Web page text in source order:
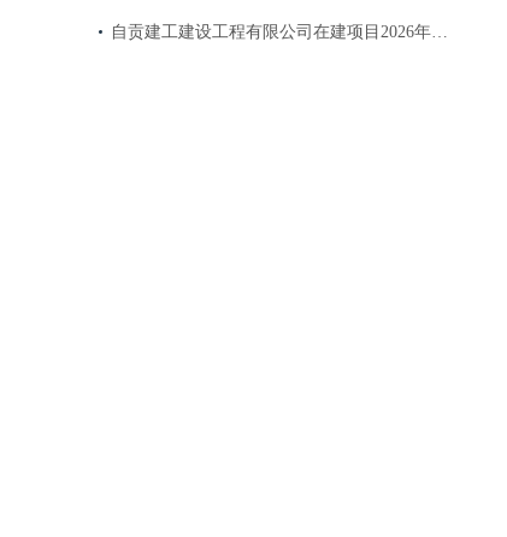
自贡建工建设工程有限公司在建项目2026年…